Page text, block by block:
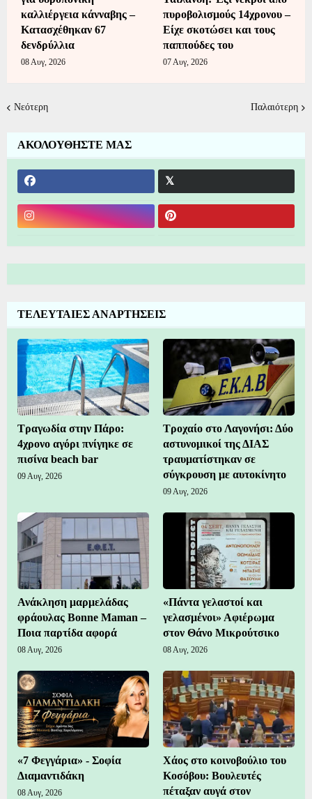
καλλιέργεια κάνναβης –
Κατασχέθηκαν 67
δενδρύλλια
08 Αυγ, 2026
πυροβολισμούς 14χρονου –
Είχε σκοτώσει και τους
παππούδες του
07 Αυγ, 2026
Νεότερη Παλαιότερη
ΑΚΟΛΟΥΘΗΣΤΕ ΜΑΣ
ΤΕΛΕΥΤΑΙΕΣ ΑΝΑΡΤΗΣΕΙΣ
Τραγωδία στην Πάρο:
4χρονο αγόρι πνίγηκε σε
πισίνα beach bar
09 Αυγ, 2026
Τροχαίο στο Λαγονήσι: Δύο
αστυνομικοί της ΔΙΑΣ
τραυματίστηκαν σε
σύγκρουση με αυτοκίνητο
09 Αυγ, 2026
Ανάκληση μαρμελάδας
φράουλας Bonne Maman –
Ποια παρτίδα αφορά
08 Αυγ, 2026
«Πάντα γελαστοί και
γελασμένοι» Αφιέρωμα
στον Θάνο Μικρούτσικο
08 Αυγ, 2026
«7 Φεγγάρια» - Σοφία
Διαμαντιδάκη
08 Αυγ, 2026
Χάος στο κοινοβούλιο του
Κοσόβου: Βουλευτές
πέταξαν αυγά στον